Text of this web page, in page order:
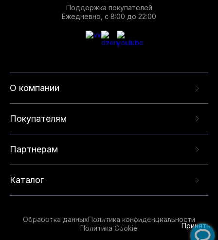
О компании
Покупателям
Партнерам
Каталог
Поддержка покупателей
Ежедневно, с 8:00 до 22:00
Обработка данныхПолитика конфиденциальности
Политика Cookie
опыта на нашем сайте. Продолжая использовать
данный сайт, вы соглашаетесь с использованием
Принять